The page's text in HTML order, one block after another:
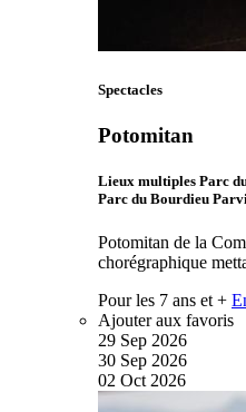
Spectacles
Potomitan
Lieux multiples Parc
Parc du Bourdieu
Potomitan de la
chorégraphique
Pour les 7 ans et +
Ajouter aux favoris
29 Sep 2026
30 Sep 2026
02 Oct 2026